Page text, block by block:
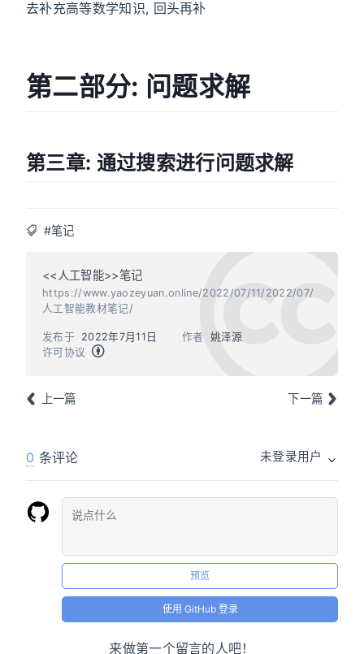
去补充高等数学知识, 回头再补
第二部分: 问题求解
第三章: 通过搜索进行问题求解
#笔记
<<人工智能>>笔记
https://www.yaozeyuan.online/2022/07/11/2022/07/
人工智能教材笔记/
作者 姚泽源
发布于
2022年7月11日
许可协议
上一篇 下一篇
0 条评论 未登录用户
预览
使用 GitHub 登录
来做第一个留言的人吧！